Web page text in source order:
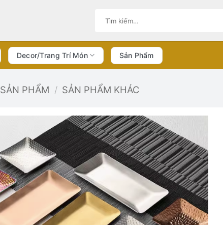
Tìm
Decor/Trang Trí Món Sản Phẩm
SẢN PHẨM / SẢN PHẨM KHÁC